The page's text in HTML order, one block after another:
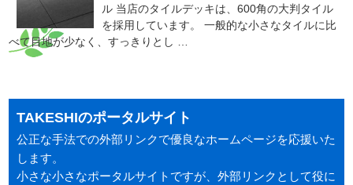
ル 当店のタイルデッキは、600角の大判タイル
を採用しています。 一般的な小さなタイルに比
べて目地が少なく、すっきりとし …
TAKESHIのポータルサイト
公正な手法での外部リンクで優良なホームページを応援いた
します。
小さな小さなポータルサイトですが、外部リンクとして役に